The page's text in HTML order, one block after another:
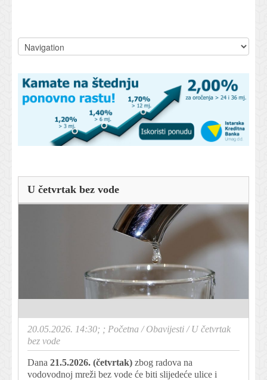
U četvrtak bez vode
20.05.2026. 14:30; ; Početna /Obavijesti /U četvrtak
bez vode
Dana 21.5.2026. (četvrtak) zbog radova na
vodovodnoj mreži bez vode će biti slijedeće ulice i